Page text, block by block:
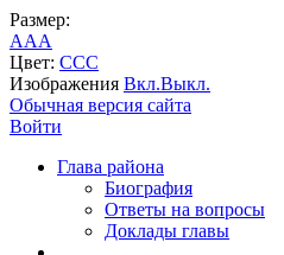
Размер:
AAA
Цвет: CCC
Изображения Вкл.Выкл.
Обычная версия сайта
Войти
Глава района
Биография
Ответы на вопросы
Доклады главы